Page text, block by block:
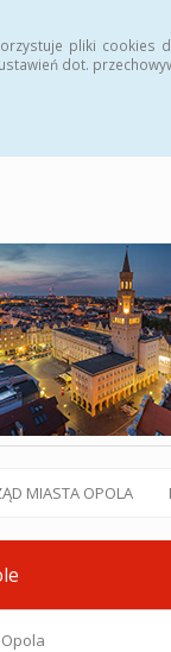
pliki cookies
dot.
MIASTA OPOLA